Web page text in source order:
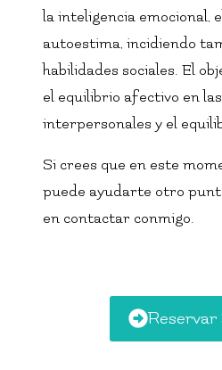
la inteligencia emocional,
autoestima, incidiendo
habilidades sociales. El
el equilibrio afectivo en
interpersonales y el
Si crees que en este
puede ayudarte otro
en contactar conmigo.
Reservar